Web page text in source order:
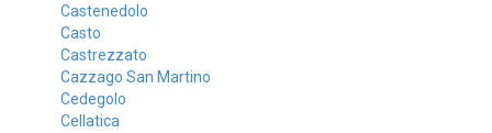
Castenedolo
Casto
Castrezzato
Cazzago San Martino
Cedegolo
Cellatica